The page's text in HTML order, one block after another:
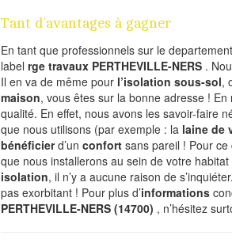
Tant d’avantages à gagner
En tant que professionnels sur le
labelrge travaux PERTHEVILLE-NERS .
Il en va de même pour l’isolation sous-sol,
maison, vous êtes sur la bonne adresse !
qualité. En effet, nous avons les savoir-faire
que nous utilisons (par exemple : la laine de
bénéficierd’unconfort sans pareil ! Pour
que nous installerons au sein de votre habitat
isolation, il n’y a aucune raison de
pas exorbitant ! Pour plus d’informations
PERTHEVILLE-NERS (14700) , n’hésitez